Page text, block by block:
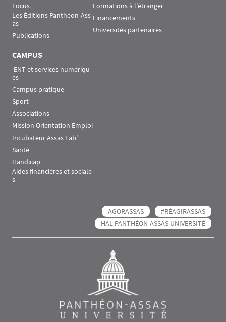
Focus
Les Éditions Panthéon-Ass
as
Publications
Formations à l'étranger
Financements
Universités partenaires
CAMPUS
es
Campus pratique
Sport
Associations
Mission Orientation Emploi
Incubateur Assas Lab'
Santé
Handicap
Aides financières et sociale
s
AGORASSAS
#RÉAGIRASSAS
HAL PANTHÉON-ASSAS UNIVERSITÉ